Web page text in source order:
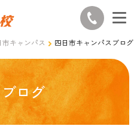
市キャンパス 四日市キャンパスブログ
ログ